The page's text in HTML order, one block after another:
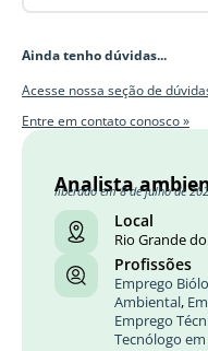
Ainda tenho dúvidas...
Acesse nossa seção de
Entre em contato conosco »
Analista
liberado em 8 de julho de
Local
Rio Grande
Profissões
Emprego
Ambiental,
Emprego
Tecnólogo